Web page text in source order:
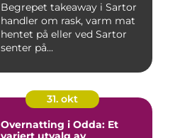
Begrepet takeaway i Sartor
handler om rask, varm mat
hentet på eller ved Sartor
senter på...
31. okt
Overnatting i Odda: Et